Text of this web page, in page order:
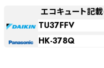
エコキュート記
TU37FFV
HK-378Q